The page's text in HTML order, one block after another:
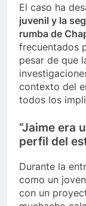
El caso ha
juvenil y la
rumba de
frecuentados
pesar de que
contexto del
todos los
“Jaime era
perfil del
Durante la
como un
con un